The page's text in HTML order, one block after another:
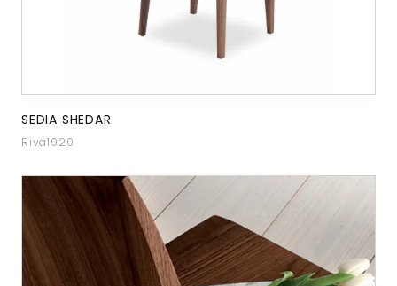
SEDIA SHEDAR
Riva1920